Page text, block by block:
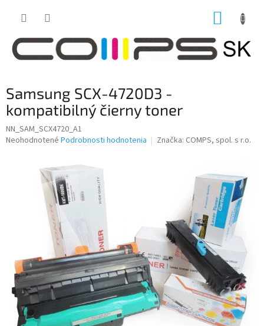
Samsung SCX-4720D3 -
kompatibilný čierny toner
NN_SAM_SCX4720_A1
Priemerné
Neohodnotené Podrobnosti hodnotenia Značka: COMPS, spol. s r.o.